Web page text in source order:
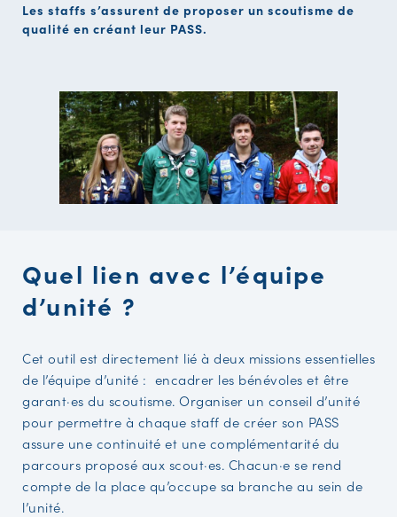
Les staffs s’assurent de proposer un scoutisme de
qualité en créant leur PASS.
Quel lien avec l’équipe
d’unité ?
Cet outil est directement lié à deux missions essentielles
de l’équipe d’unité : encadrer les bénévoles et être
garant·es du scoutisme. Organiser un conseil d’unité
pour permettre à chaque staff de créer son PASS
assure une continuité et une complémentarité du
parcours proposé aux scout·es. Chacun·e se rend
compte de la place qu’occupe sa branche au sein de
l’unité.